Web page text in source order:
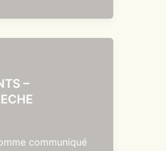
–
communiqué